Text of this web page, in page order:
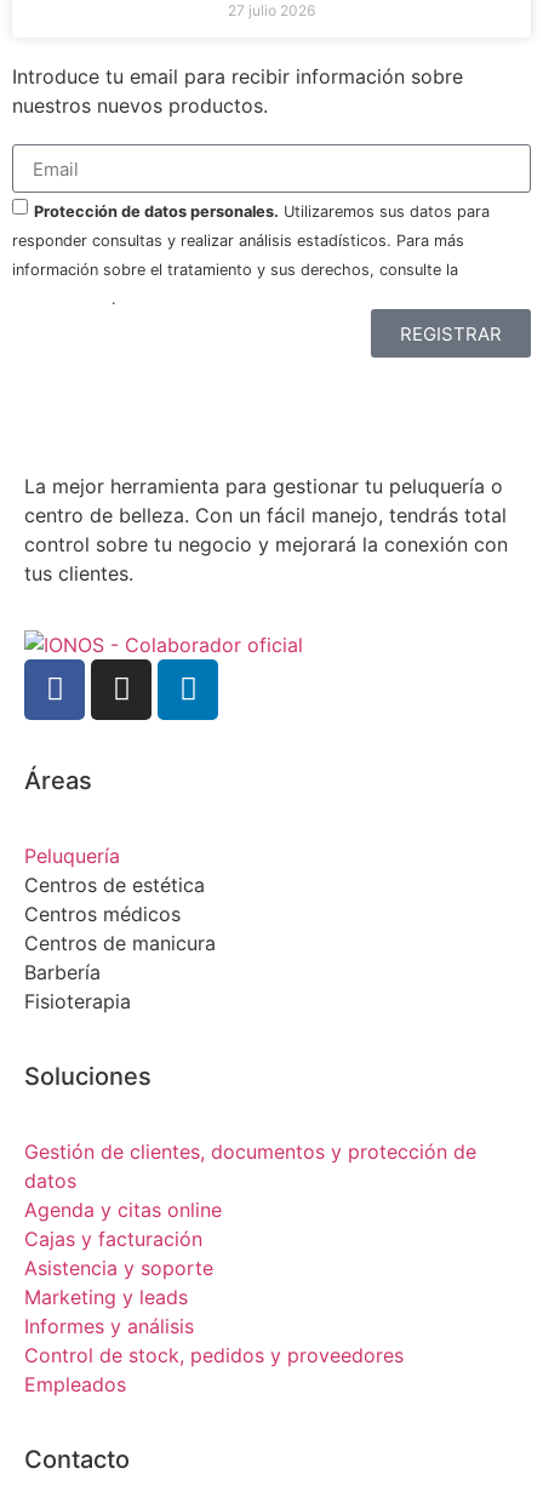
27 julio 2026
Introduce tu email para recibir información sobre
nuestros nuevos productos.
Protección de datos personales. Utilizaremos sus datos para
responder consultas y realizar análisis estadísticos. Para más
información sobre el tratamiento y sus derechos, consulte la
.
REGISTRAR
La mejor herramienta para gestionar tu peluquería o
centro de belleza. Con un fácil manejo, tendrás total
control sobre tu negocio y mejorará la conexión con
tus clientes.
Áreas
Peluquería
Centros de estética
Centros médicos
Centros de manicura
Barbería
Fisioterapia
Soluciones
Gestión de clientes, documentos y protección de
datos
Agenda y citas online
Cajas y facturación
Asistencia y soporte
Marketing y leads
Informes y análisis
Control de stock, pedidos y proveedores
Empleados
Contacto